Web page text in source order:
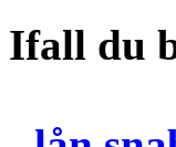
Ifall du